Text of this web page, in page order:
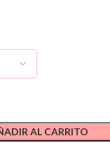
AL CARRITO